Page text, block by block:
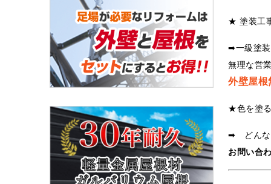
★ 塗装工
➡一級塗
無理な営
外壁屋
★色を塗
➡ どんな
お問い合